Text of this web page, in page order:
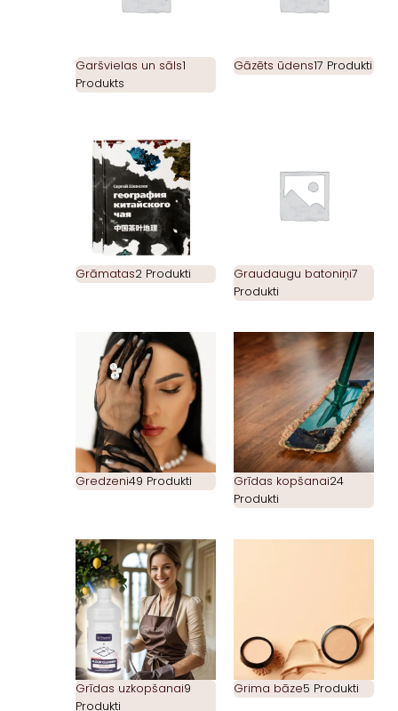
Garšvielas un sāls1
Produkts
Gāzēts ūdens17 Produkti
Grāmatas2 Produkti Graudaugu batoniņi7
Produkti
Gredzeni49 Produkti Grīdas kopšanai24
Produkti
Grīdas uzkopšanai9
Produkti
Grima bāze5 Produkti